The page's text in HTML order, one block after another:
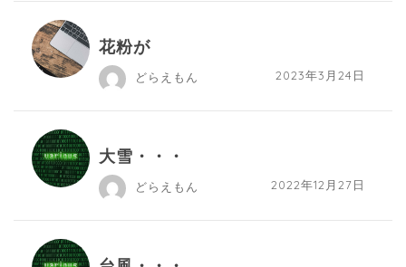
花粉が
2023年3月24日
どらえもん
大雪・・・
2022年12月27日
どらえもん